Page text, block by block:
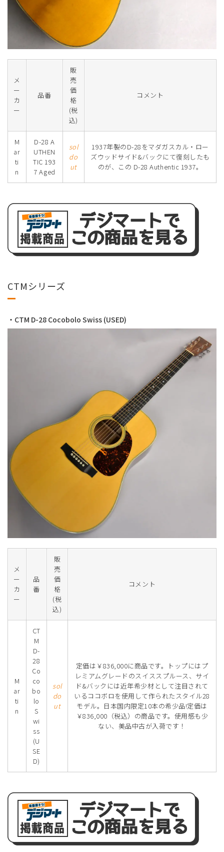
メ
ー
カ
ー
品番
販
売
価
格
(税
込)
コメント
M
ar
ti
n
D-28 A
UTHEN
TIC 193
7 Aged
sol
do
ut
1937年製のD-28をマダガスカル・ロー
ズウッドサイド&バックにて復刻したも
のが、この D-28 Authentic 1937。
CTMシリーズ
・CTM D-28 Cocobolo Swiss (USED)
メ
ー
カ
ー
品
番
販
売
価
格
(税
込)
コメント
M
ar
ti
n
CT
M
D-
28
Co
co
bo
lo
S
wi
ss
(U
SE
D)
sol
do
ut
定価は￥836,000に商品です。トップにはプ
レミアムグレードのスイススプルース、サイ
ド&バックには近年希少材として注目されて
いるココボロを使用して作られたスタイル28
モデル。日本国内限定10本の希少品!定価は
￥836,000（税込）の商品です。使用感も少
ない、美品中古が入荷です！